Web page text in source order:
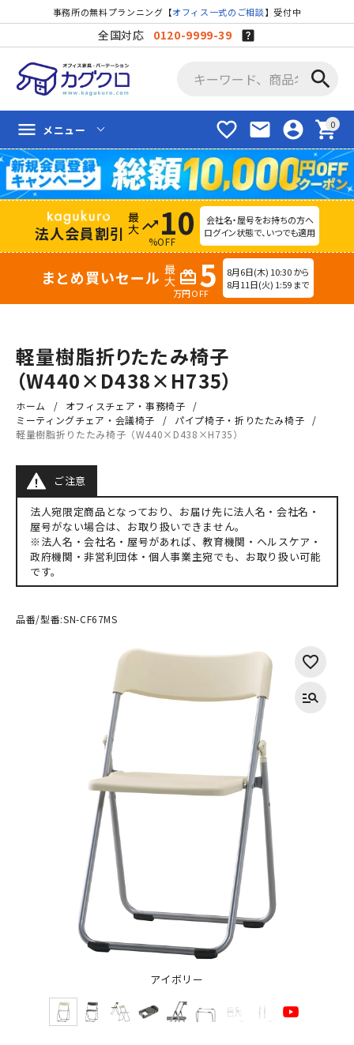
事務所の無料プランニング【オフィス一式のご相談】受付中
全国対応 0120-9999-39
search
favorite_border mail account_circle shopping_cart
menu メニュー
法人会員割引 trending_up 10
%OFF
会社名・屋号をお持ちの方へ
ログイン状態で、いつでも適用
まとめ買いセール redeem 5
万円OFF
8月6日(木) 10:30 から
8月11日(火) 1:59 まで
軽量樹脂折りたたみ椅子
（W440×D438×H735）
ホーム
オフィスチェア・事務椅子
ミーティングチェア・会議椅子
パイプ椅子・折りたたみ椅子
軽量樹脂折りたたみ椅子（W440×D438×H735）
ご注意
法人宛限定商品となっており、お届け先に法人名・会社名・
屋号がない場合は、お取り扱いできません。
※法人名・会社名・屋号があれば、教育機関・ヘルスケア・
政府機関・非営利団体・個人事業主宛でも、お取り扱い可能
です。
品番/型番:SN-CF67MS
アイボリー